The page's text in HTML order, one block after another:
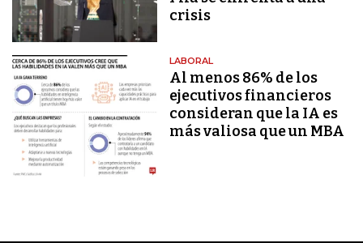
crisis
LABORAL
Al menos 86% de los
ejecutivos financieros
consideran que la IA es
más valiosa que un MBA